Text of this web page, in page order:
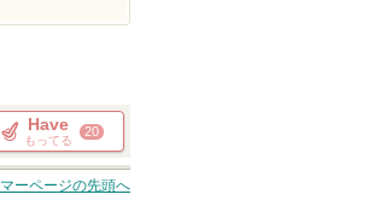
Have
もってる
20
ーページの先頭へ